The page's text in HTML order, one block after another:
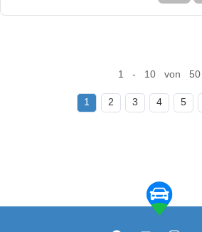
1 - 10 von 50
1 2 3 4 5